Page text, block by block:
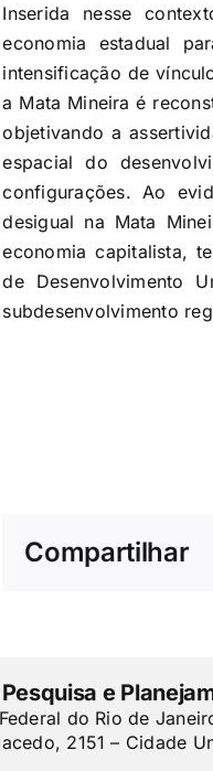
Inserida nesse
economia estadual
intensificação de
a Mata Mineira é
objetivando a
espacial do
configurações. Ao
desigual na Mata
economia capitalista,
de Desenvolvimento
subdesenvolvimento
Compartilhar
e
do Rio de
2151 – Cidade